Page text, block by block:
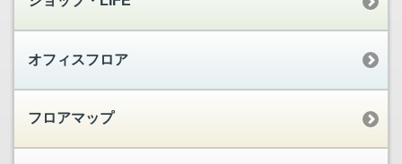
オフィスフロア
フロアマップ